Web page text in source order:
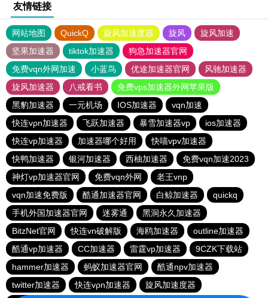
友情链接
网站地图 QuickQ 旋风加速度器 旋风
旋风加速
坚果加速器
tiktok加速器
狗急加速器官网
免费vqn外网加速
小蓝鸟 优途加速器官网
风驰加速器
旋风加速器
八戒看书
免费vps加速器外网苹果版
黑豹加速器
一元机场 IOS加速器
vqn加速
快连vρn加速器
飞跃加速器 暴雪加速器vp
ios加速器
快连vp加速器
加速器哪个好用
快喵vpv加速器
快鸭加速器
银河加速器 西柚加速器
免费vqn加速2023
神灯vp加速器官网
免费vqn外网
老王vnp
vqn加速免费版
酷通加速器官网 白鲸加速器
quickq
手机外国加速器官网
迷雾通
黑洞永久加速器
BitzNet官网
快连vn破解版 海鸥加速器
outline加速器
酷通vp加速器
CC加速器 雷霆vp加速器
9CZK下载站
hammer加速器
蚂蚁加速器官网
酷通npv加速器
twitter加速器
快连vρn加速器 旋风加速度器